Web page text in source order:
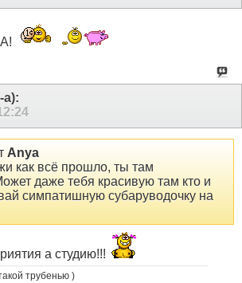
а):
Anya
как всё прошло, ты там
даже тебя красивую там кто и
симпатишную субаруводочку на
a студию!!!
трубенью )